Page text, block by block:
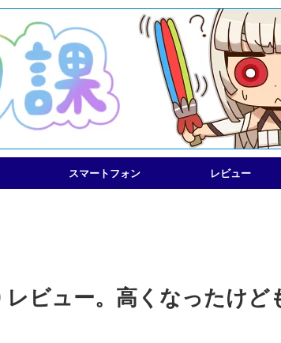
スマートフォン レビュー
ビュー。高くなったけど